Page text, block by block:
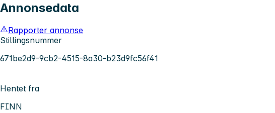
Annonsedata
Rapporter annonse
Stillingsnummer
671be2d9-9cb2-4515-8a30-b23d9fc56f41
Hentet fra
FINN